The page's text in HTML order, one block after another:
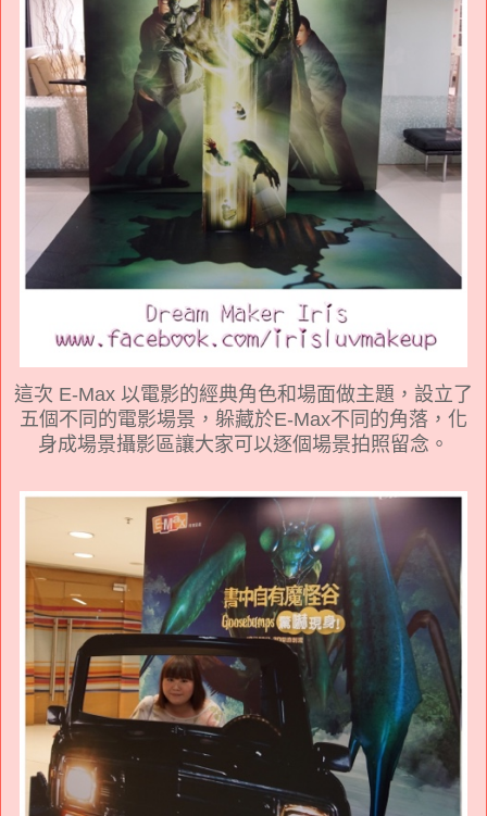
這次 E-Max 以電影的經典角色和場面做主題，設立了
五個不同的電影場景，躲藏於E-Max不同的角落，化
身成場景攝影區讓大家可以逐個場景拍照留念。